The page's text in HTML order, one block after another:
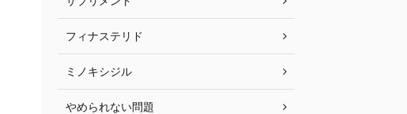
フィナステリド
ミノキシジル
やめられない問題